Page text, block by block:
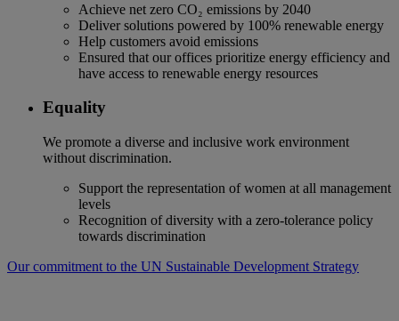
Achieve net zero CO₂ emissions by 2040
Deliver solutions powered by 100% renewable energy
Help customers avoid emissions
Ensured that our offices prioritize energy efficiency and
have access to renewable energy resources
Equality
We promote a diverse and inclusive work environment
without discrimination.
Support the representation of women at all management
levels
Recognition of diversity with a zero-tolerance policy
towards discrimination
Our commitment to the UN Sustainable Development Strategy